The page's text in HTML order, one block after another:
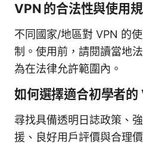
VPN 的合法性與使用
不同國家/地區對 VPN 的
制。使用前，請閱讀當地
為在法律允許範圍內。
如何選擇適合初學者的
尋找具備透明日誌政策、
援、良好用戶評價與合理